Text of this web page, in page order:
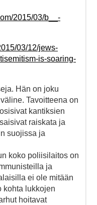
2015/03/b__-
03/12/jews-
is-soaring-
Hän on joku
Tavoitteena on
kantiksien
raiskata ja
suojissa ja
koko poliisilaitos on
ja
ei ole mitään
kohta lukkojen
hoitavat